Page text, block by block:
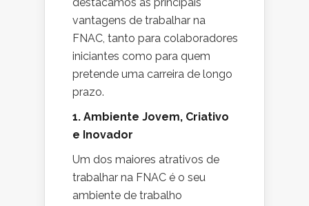
vantagens de trabalhar na
FNAC, tanto para colaboradores
iniciantes como para quem
pretende uma carreira de longo
prazo.
1. Ambiente Jovem, Criativo
e Inovador
Um dos maiores atrativos de
trabalhar na FNAC é o seu
ambiente de trabalho